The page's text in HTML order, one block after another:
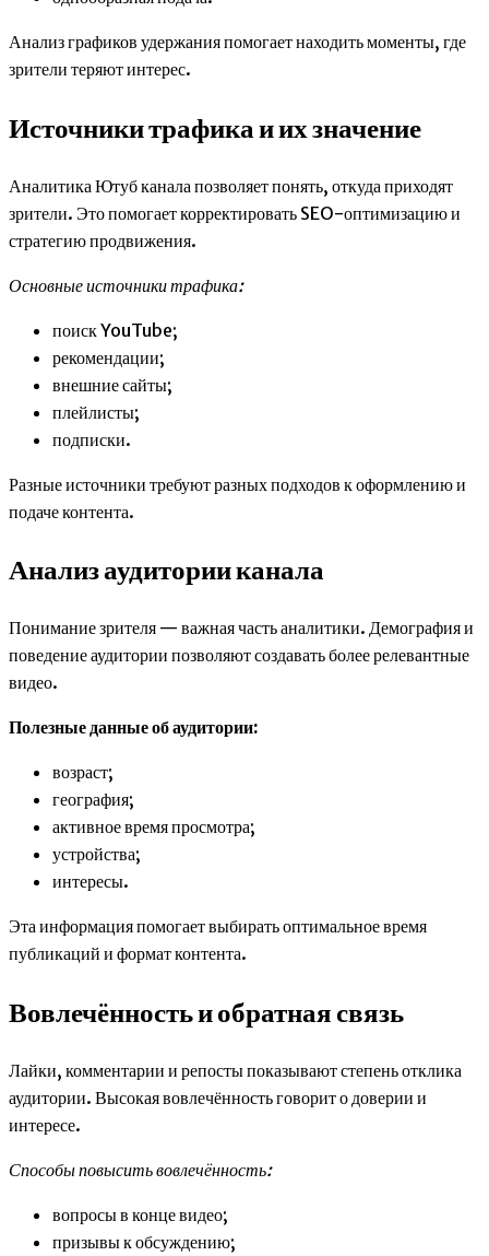
Анализ графиков удержания помогает находить моменты, где
зрители теряют интерес.
Источники трафика и их значение
Аналитика Ютуб канала позволяет понять, откуда приходят
зрители. Это помогает корректировать SEO-оптимизацию и
стратегию продвижения.
Основные источники трафика:
поиск YouTube;
рекомендации;
внешние сайты;
плейлисты;
подписки.
Разные источники требуют разных подходов к оформлению и
подаче контента.
Анализ аудитории канала
Понимание зрителя — важная часть аналитики. Демография и
поведение аудитории позволяют создавать более релевантные
видео.
Полезные данные об аудитории:
возраст;
география;
активное время просмотра;
устройства;
интересы.
Эта информация помогает выбирать оптимальное время
публикаций и формат контента.
Вовлечённость и обратная связь
Лайки, комментарии и репосты показывают степень отклика
аудитории. Высокая вовлечённость говорит о доверии и
интересе.
Способы повысить вовлечённость:
вопросы в конце видео;
призывы к обсуждению;